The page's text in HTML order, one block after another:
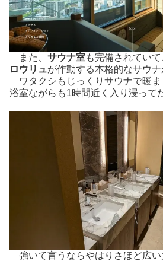
また、 サウナ室も完備されてい
ロウリュが作動する本格的なサウナ
ワタクシもじっくりサウナで暖ま
浴室ながらも1時間近く入り浸って
強いて言うならやはりさほど広い